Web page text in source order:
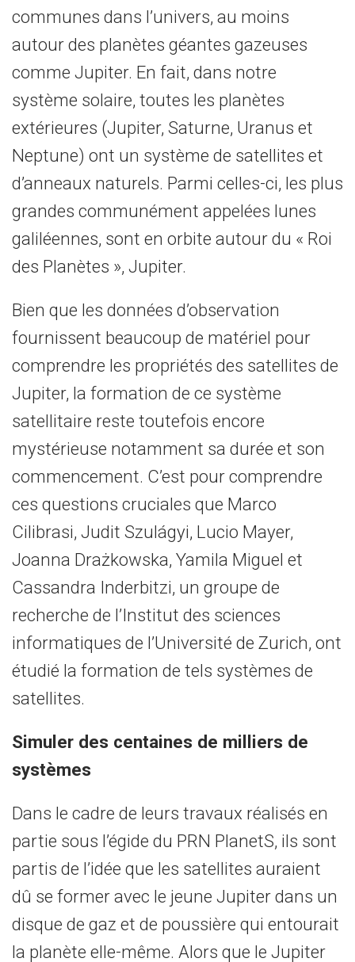
communes dans l’univers, au moins
autour des planètes géantes gazeuses
comme Jupiter. En fait, dans notre
système solaire, toutes les planètes
extérieures (Jupiter, Saturne, Uranus et
Neptune) ont un système de satellites et
d’anneaux naturels. Parmi celles-ci, les plus
grandes communément appelées lunes
galiléennes, sont en orbite autour du « Roi
des Planètes », Jupiter.
Bien que les données d’observation
fournissent beaucoup de matériel pour
comprendre les propriétés des satellites de
Jupiter, la formation de ce système
satellitaire reste toutefois encore
mystérieuse notamment sa durée et son
commencement. C’est pour comprendre
ces questions cruciales que Marco
Cilibrasi, Judit Szulágyi, Lucio Mayer,
Joanna Drażkowska, Yamila Miguel et
Cassandra Inderbitzi, un groupe de
recherche de l’Institut des sciences
informatiques de l’Université de Zurich, ont
étudié la formation de tels systèmes de
satellites.
Simuler des centaines de milliers de
systèmes
Dans le cadre de leurs travaux réalisés en
partie sous l’égide du PRN PlanetS, ils sont
partis de l’idée que les satellites auraient
dû se former avec le jeune Jupiter dans un
disque de gaz et de poussière qui entourait
la planète elle-même. Alors que le Jupiter